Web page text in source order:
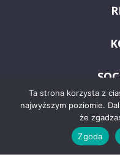
Ta strona korzysta z
najwyższym poziomie.
że
Zgoda